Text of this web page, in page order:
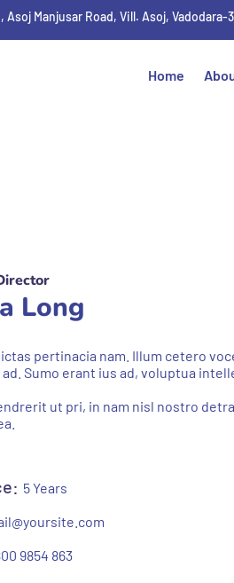
Asoj Manjusar Road, Vill. Asoj, Vadodara-
Home
Long
pertinacia nam. Illum cetero
Sumo erant ius ad, voluptua
ut pri, in nam nisl nostro
5 Years
9854 863